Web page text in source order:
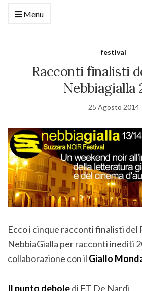
Menu
festival
Racconti finalisti
Nebbiagialla
25 Agosto 2014
Ecco i cinque racconti finalisti del
NebbiaGialla per racconti inediti
collaborazione con il Giallo
Il punto deboledi F.T De Nardi